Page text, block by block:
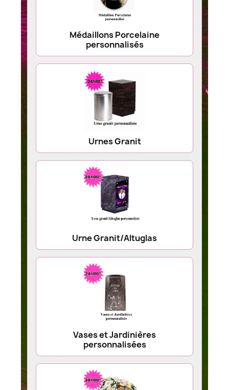
Médaillons Porcelaine
personnalisés
Urnes Granit
Urne Granit/Altuglas
Vases et Jardinières
personnalisées